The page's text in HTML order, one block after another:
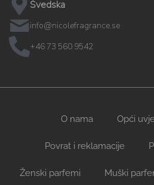
Švedska
info@nicolefragrance.se
+46 73 560 9542
O nama Opći
Povrat i reklamacije
Ženski parfemi Muški